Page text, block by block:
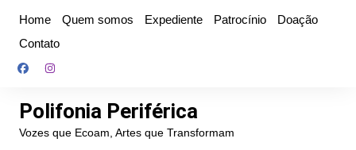
conteúdo
Home Quem somos Expediente Patrocínio
Doação
Contato
Polifonia Periférica
Vozes que Ecoam, Artes que Transformam